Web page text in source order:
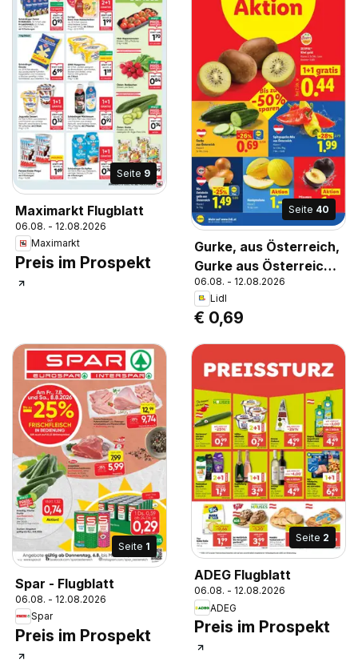
Seite 9
Maximarkt Flugblatt
06.08. - 12.08.2026
Maximarkt
Preis im Prospekt
Seite 40
Gurke, aus Österreich,
Gurke aus Österreich,
Klasse I, Je Stk.; Lose
06.08. - 12.08.2026
Lidl
€ 0,69
Seite 1
Spar - Flugblatt
06.08. - 12.08.2026
Spar
Preis im Prospekt
Seite 2
ADEG Flugblatt
06.08. - 12.08.2026
ADEG
Preis im Prospekt